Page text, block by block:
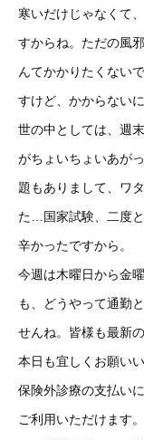
寒いだけじゃなくて
すからね。ただの風
んてかかりたくない
すけど、かからない
世の中としては、週
がちょいちょいあが
題もありまして、ワ
た…国家試験、二度
辛かったですから。
今週は木曜日から金
も、どうやって通勤
せんね。皆様も最新
本日も宜しくお願いい
保険外診療の支払い
ご利用いただけます